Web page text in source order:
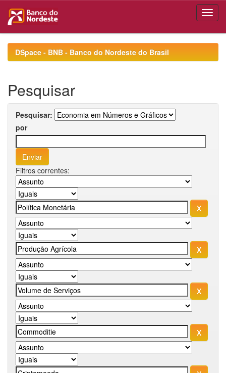
navigationDSpace - BNB - Banco do Nordeste do Brasil
Pesquisar
Pesquisar:
por
Filtros correntes: